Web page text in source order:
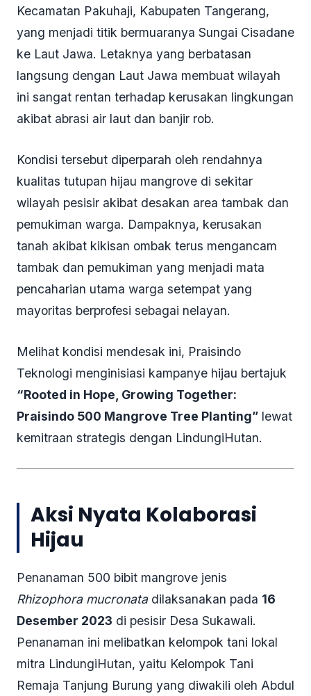
Kecamatan Pakuhaji, Kabupaten Tangerang,
yang menjadi titik bermuaranya Sungai Cisadane
ke Laut Jawa. Letaknya yang berbatasan
langsung dengan Laut Jawa membuat wilayah
ini sangat rentan terhadap kerusakan lingkungan
akibat abrasi air laut dan banjir rob.
Kondisi tersebut diperparah oleh rendahnya
kualitas tutupan hijau mangrove di sekitar
wilayah pesisir akibat desakan area tambak dan
pemukiman warga. Dampaknya, kerusakan
tanah akibat kikisan ombak terus mengancam
tambak dan pemukiman yang menjadi mata
pencaharian utama warga setempat yang
mayoritas berprofesi sebagai nelayan.
Melihat kondisi mendesak ini, Praisindo
Teknologi menginisiasi kampanye hijau bertajuk
“Rooted in Hope, Growing Together:
Praisindo 500 Mangrove Tree Planting” lewat
kemitraan strategis dengan LindungiHutan.
Aksi Nyata Kolaborasi
Hijau
Penanaman 500 bibit mangrove jenis
Rhizophora mucronatadilaksanakan pada 16
Desember 2023 di pesisir Desa Sukawali.
Penanaman ini melibatkan kelompok tani lokal
mitra LindungiHutan, yaitu Kelompok Tani
Remaja Tanjung Burung yang diwakili oleh Abdul